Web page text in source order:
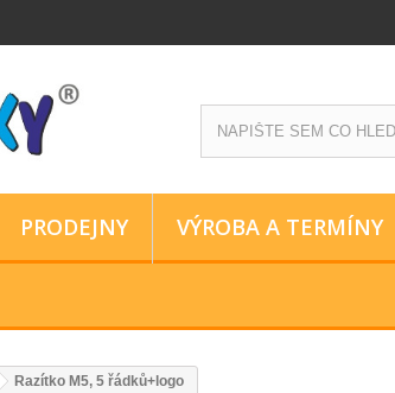
PRODEJNY VÝROBA A TERMÍNY
Razítko M5, 5 řádků+logo